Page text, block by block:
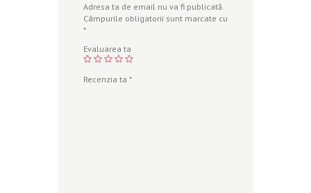
Adresa ta de email nu va fi publicată.
Câmpurile obligatorii sunt marcate cu
*
Evaluarea ta
Recenzia ta *